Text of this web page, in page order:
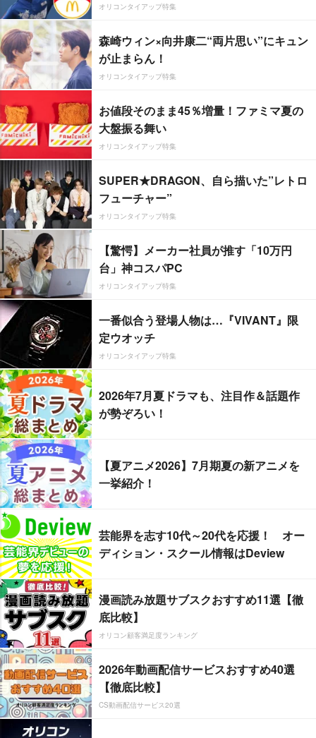
オリコンタイアップ特集
森崎ウィン×向井康二“両片思い”にキュン
が止まらん！
オリコンタイアップ特集
お値段そのまま45％増量！ファミマ夏の
大盤振る舞い
オリコンタイアップ特集
SUPER★DRAGON、自ら描いた”レトロ
フューチャー”
オリコンタイアップ特集
【驚愕】メーカー社員が推す「10万円
台」神コスパPC
オリコンタイアップ特集
一番似合う登場人物は…『VIVANT』限
定ウオッチ
オリコンタイアップ特集
2026年7月夏ドラマも、注目作＆話題作
が勢ぞろい！
【夏アニメ2026】7月期夏の新アニメを
一挙紹介！
芸能界を志す10代～20代を応援！ オー
ディション・スクール情報はDeview
漫画読み放題サブスクおすすめ11選【徹
底比較】
オリコン顧客満足度ランキング
2026年動画配信サービスおすすめ40選
【徹底比較】
CS動画配信サービス20選